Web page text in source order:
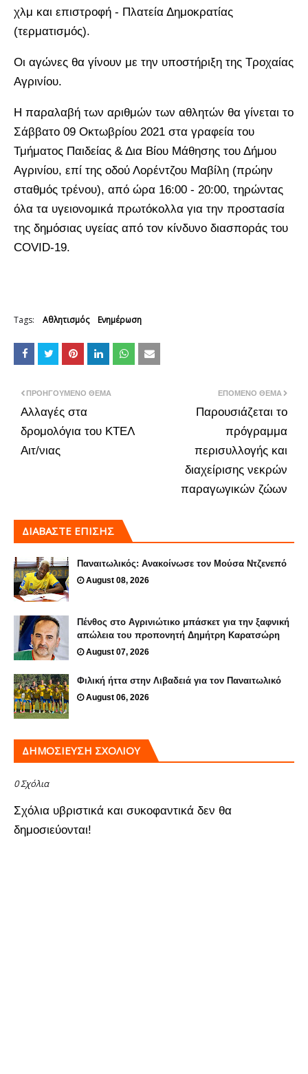
χλμ και επιστροφή - Πλατεία Δημοκρατίας
(τερματισμός).
Οι αγώνες θα γίνουν με την υποστήριξη της Τροχαίας
Αγρινίου.
Η παραλαβή των αριθμών των αθλητών θα γίνεται το
Σάββατο 09 Οκτωβρίου 2021 στα γραφεία του
Τμήματος Παιδείας & Δια Βίου Μάθησης του Δήμου
Αγρινίου, επί της οδού Λορέντζου Μαβίλη (πρώην
σταθμός τρένου), από ώρα 16:00 - 20:00, τηρώντας
όλα τα υγειονομικά πρωτόκολλα για την προστασία
της δημόσιας υγείας από τον κίνδυνο διασποράς του
COVID-19.
Tags: Αθλητισμός Ενημέρωση
ΕΠΌΜΕΝΟ ΘΈΜΑ
Παρουσιάζεται το
πρόγραμμα
περισυλλογής και
διαχείρισης νεκρών
παραγωγικών ζώων
ΠΡΟΗΓΟΎΜΕΝΟ ΘΈΜΑ
Αλλαγές στα
δρομολόγια του ΚΤΕΛ
Αιτ/νιας
ΔΙΑΒΑΣΤΕ ΕΠΙΣΗΣ
Παναιτωλικός: Ανακοίνωσε τον Μούσα Ντζενεπό
August 08, 2026
Πένθος στο Αγρινιώτικο μπάσκετ για την ξαφνική
απώλεια του προπονητή Δημήτρη Καρατσώρη
August 07, 2026
Φιλική ήττα στην Λιβαδειά για τον Παναιτωλικό
August 06, 2026
ΔΗΜΟΣΊΕΥΣΗ ΣΧΟΛΊΟΥ
0 Σχόλια
Σχόλια υβριστικά και συκοφαντικά δεν θα
δημοσιεύονται!